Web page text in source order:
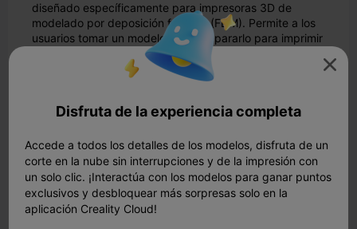
diseñado específicamente para impresoras 3D de
modelado por deposición fundida (FDM). Permite a los
usuarios tomar un modelo 3D y prepararlo para imprimir
dividiéndolo en capas y generando las instrucciones
necesarias para que la impresora las siga. Los usuarios
de impresoras 3D Creality utilizan a menudo este
Tiene funciones integradas de modelos 3D divididos.
archivos STL:
Interfaz fácil de usar con controles intuitivos.
Compatibilidad con una amplia gama de
impresoras FDM y tipos de filamentos.

Disfruta de la experiencia completa
Accede a todos los detalles de los modelos, disfruta de un
corte en la nube sin interrupciones y de la impresión con
un solo clic. ¡Interactúa con los modelos para ganar puntos
exclusivos y desbloquear más sorpresas solo en la
aplicación Creality Cloud!